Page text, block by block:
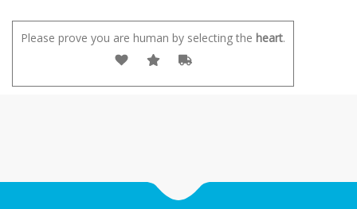
Please prove you are human by selecting the heart.